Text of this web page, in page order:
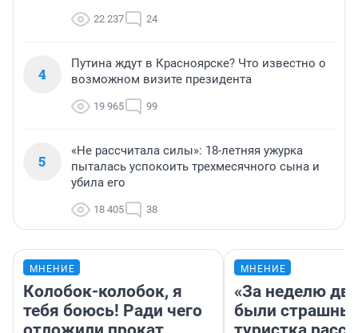
22 237 24
4
Путина ждут в Красноярске? Что известно о
возможном визите президента
19 965 99
5
«Не рассчитала силы»: 18-летняя ужурка
пыталась успокоить трехмесячного сына и
убила его
18 405 38
МНЕНИЕ
Колобок-колобок, я
тебя боюсь! Ради чего
МНЕНИЕ
«За неделю
были